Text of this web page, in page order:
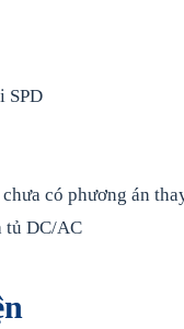
SPD
có phương án
tủ DC/AC